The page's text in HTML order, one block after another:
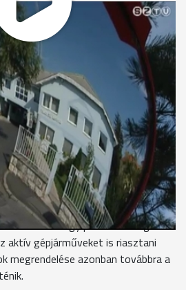
megnőtt a passzív táppénzt igénybe
akkor néhány hónap alatt
és a nekik kifizetett ellátás
nőtt. Valószínűleg a gazdasági
elvesztők éltek ezzel a
megszűnése után még 30
passzív táppénz, mostantól ez
döntése alapján viszont a
elsőbbséget kell, hogy kapjanak
lévők. A Markusovszky
ki azt a rendszert, hogy
a soronkívüliséget. Július
át a betegszállítók irányítását, ha a
át történik. Így például tömeges
aktív gépjárműveket is riasztani
megrendelése azonban továbbra a